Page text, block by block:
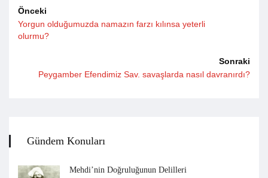
Önceki
Yorgun olduğumuzda namazın farzı kılınsa yeterli
olurmu?
Sonraki
Peygamber Efendimiz Sav. savaşlarda nasıl davranırdı?
Gündem Konuları
Mehdi’nin Doğruluğunun Delilleri